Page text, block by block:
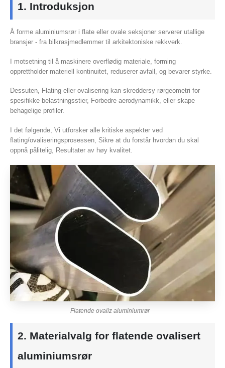
1. Introduksjon
Å forme aluminiumsrør i flate eller ovale seksjoner serverer utallige
bransjer - fra bilkrasjmedlemmer til arkitektoniske rekkverk.
I motsetning til å maskinere overflødig materiale, forming
opprettholder materiell kontinuitet, reduserer avfall, og bevarer styrke.
Dessuten, Flating eller ovalisering kan skreddersy rørgeometri for
spesifikke belastningsstier, Forbedre aerodynamikk, eller skape
behagelige profiler.
I det følgende, Vi utforsker alle kritiske aspekter ved
flating/ovaliseringsprosessen, Sikre at du forstår hvordan du skal
oppnå pålitelig, Resultater av høy kvalitet.
Flatende ovaliz aluminiumrør
2. Materialvalg for flatende ovalisert
aluminiumsrør